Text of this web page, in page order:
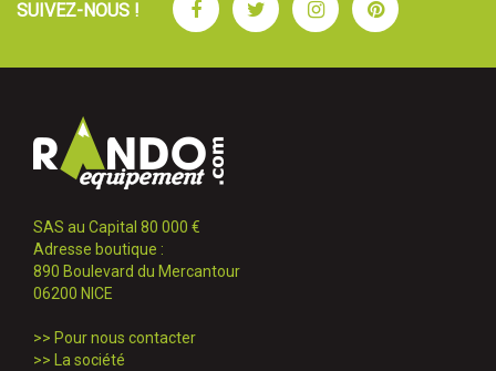
SUIVEZ-NOUS ! FacebookTwitterInstagramPinterest
SAS au Capital 80 000 €
Adresse boutique :
890 Boulevard du Mercantour
06200 NICE
>> Pour nous contacter
>>
La société